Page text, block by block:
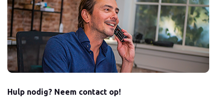
Hulp nodig? Neem contact op!